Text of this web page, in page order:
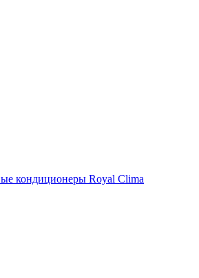
кондиционеры Royal Clima